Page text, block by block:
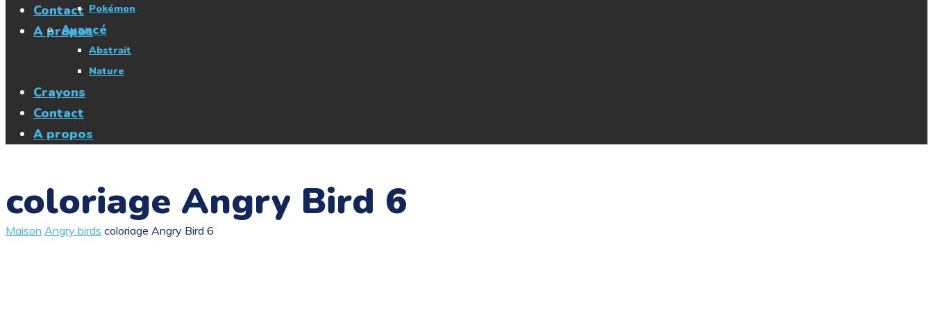
Contact
A propos
Pokémon
Avancé
Abstrait
Nature
Crayons
Contact
A propos
coloriage Angry Bird 6
Maison Angry birds coloriage Angry Bird 6